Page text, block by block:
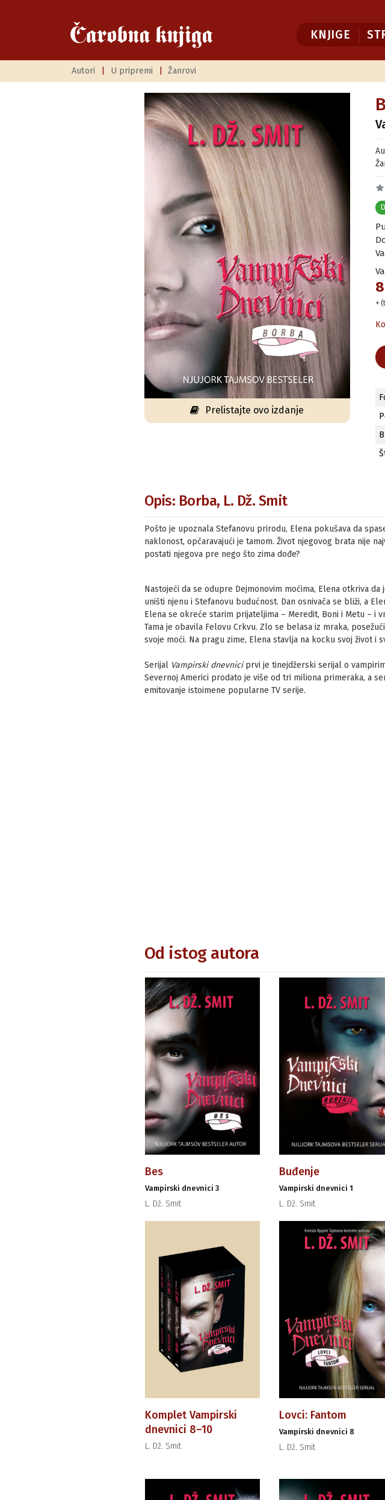
KNJIGE
Autori U pripremi Žanrovi
Prelistajte ovo izdanje
+
Opis: Borba, L. Dž. Smit
Pošto je upoznala Stefanovu prirodu, Elena pokušava da
naklonost, opčaravajući je tamom. Život njegovog brata nije
postati njegova pre nego što zima dođe?
Nastojeći da se odupre Dejmonovim moćima, Elena otkriva
uništi njenu i Stefanovu budućnost. Dan osnivača se bliži, a
Elena se okreće starim prijateljima – Meredit, Boni i Metu – i
Tama je obavila Felovu Crkvu. Zlo se belasa iz mraka,
svoje moći. Na pragu zime, Elena stavlja na kocku svoj život i
Serijal Vampirski dnevniciprvi je tinejdžerski serijal o
Severnoj Americi prodato je više od tri miliona primeraka, a
emitovanje istoimene popularne TV serije.
Od istog autora
Bes
Vampirski dnevnici 3
L. Dž. Smit
Buđenje
Vampirski dnevnici 1
L. Dž. Smit
Komplet Vampirski
dnevnici 8–10
L. Dž. Smit
Lovci: Fantom
Vampirski dnevnici 8
L. Dž. Smit